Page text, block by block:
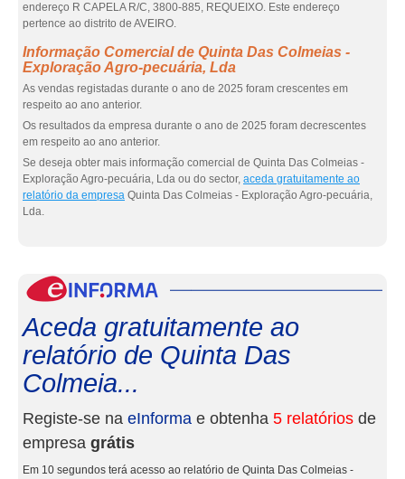
endereço R CAPELA R/C, 3800-885, REQUEIXO. Este endereço
pertence ao distrito de AVEIRO.
Informação Comercial de Quinta Das Colmeias -
Exploração Agro-pecuária, Lda
As vendas registadas durante o ano de 2025 foram crescentes em
respeito ao ano anterior.
Os resultados da empresa durante o ano de 2025 foram decrescentes
em respeito ao ano anterior.
Se deseja obter mais informação comercial de Quinta Das Colmeias -
Exploração Agro-pecuária, Lda ou do sector, aceda gratuitamente ao
relatório da empresa Quinta Das Colmeias - Exploração Agro-pecuária,
Lda.
Aceda gratuitamente ao
relatório de Quinta Das
Colmeia...
Registe-se na eInforma e obtenha 5 relatórios de
empresa grátis
Em 10 segundos terá acesso ao relatório de Quinta Das Colmeias -